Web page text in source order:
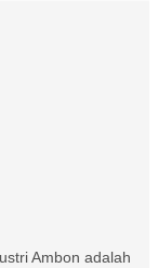
Ambon adalah